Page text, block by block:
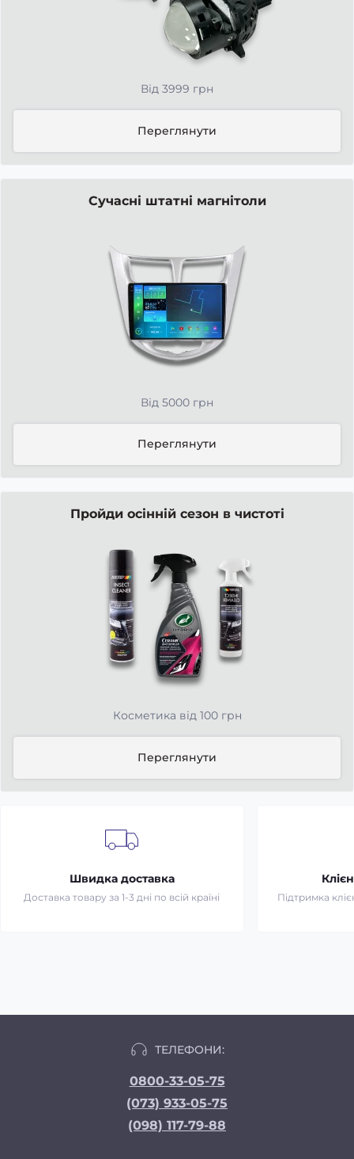
Від 3999 грн
Переглянути
Сучасні штатні магнітоли
Від 5000 грн
Переглянути
Пройди осінній сезон в чистоті
Косметика від 100 грн
Переглянути
Швидка доставка
Доставка товару за 1-3 дні по всій країні Підтримка
ТЕЛЕФОНИ:
0800-33-05-75
(073) 933-05-75
(098) 117-79-88